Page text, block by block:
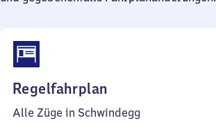
Regelfahrplan
46
Alle Züge in Schwindegg